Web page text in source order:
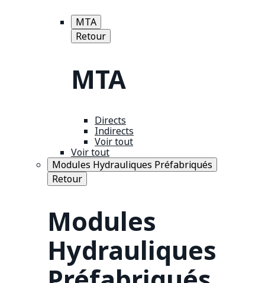
MTA
Retour
MTA
Directs
Indirects
Voir tout
Voir tout
Modules Hydrauliques Préfabriqués
Retour
Modules
Hydrauliques